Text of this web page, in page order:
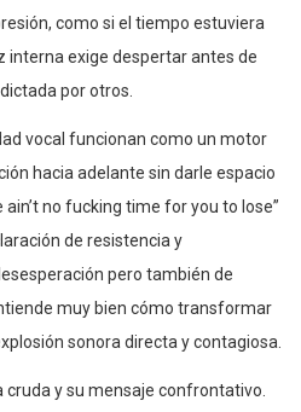
como si el tiempo estuviera
interna exige despertar antes de
por otros.
vocal funcionan como un motor
hacia adelante sin darle espacio
no fucking time for you to lose”
de resistencia y
pero también de
muy bien cómo transformar
sonora directa y contagiosa.
cruda y su mensaje confrontativo.